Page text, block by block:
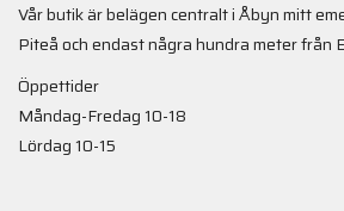
Vår butik är belägen centralt i Åbyn mitt
Piteå och endast några hundra meter från
Öppettider
Måndag-Fredag 10-18
Lördag 10-15